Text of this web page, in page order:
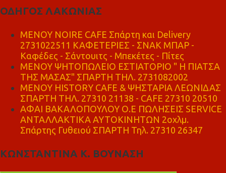
ΟΔΗΓΟΣ ΛΑΚΩΝΙΑΣ
MENOY NOIRE CAFE Σπάρτη και Delivery
2731022511 ΚΑΦΕΤΕΡΙΕΣ - ΣΝΑΚ ΜΠΑΡ -
Καφέδες - Σάντουιτς - Μπεκέτες - Πίτες
ΜΕΝΟΥ ΨΗΤΟΠΩΛΕΙΟ ΕΣΤΙΑΤΟΡΙΟ " Η ΠΙΑΤΣΑ
ΤΗΣ ΜΑΣΑΣ" ΣΠΑΡΤΗ ΤΗΛ. 2731082002
ΜΕΝΟΥ HISTORY CAFE & ΨΗΣΤΑΡΙΑ ΛΕΩΝΙΔΑΣ
ΣΠΑΡΤΗ ΤΗΛ. 27310 21138 - CAFE 27310 20510
ΑΦΑΙ ΒΑΚΑΛΟΠΟΥΛΟΥ Ο.Ε ΠΩΛΗΣΕΙΣ SERVICE
ΑΝΤΑΛΛΑΚΤΙΚΑ ΑΥΤΟΚΙΝΗΤΩΝ 2οχλμ.
Σπάρτης Γυθειού ΣΠΑΡΤΗ Τηλ. 27310 26347
ΚΩΝΣΤΑΝΤΙΝΑ Κ. ΒΟΥΝΑΣΗ